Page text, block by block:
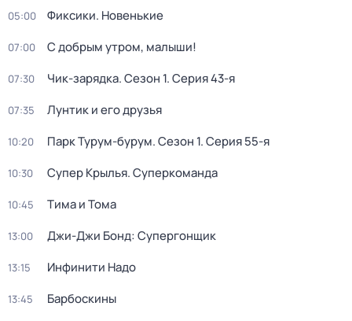
05:00 Фиксики. Новенькие
07:00 С добрым утром, малыши!
07:30 Чик-зарядка. Сезон 1. Серия 43-я
07:35 Лунтик и его друзья
10:20 Парк Турум-бурум. Сезон 1. Серия 55-я
10:30 Супер Крылья. Суперкоманда
10:45 Тима и Тома
13:00 Джи-Джи Бонд: Супергонщик
13:15 Инфинити Надо
13:45 Барбоскины